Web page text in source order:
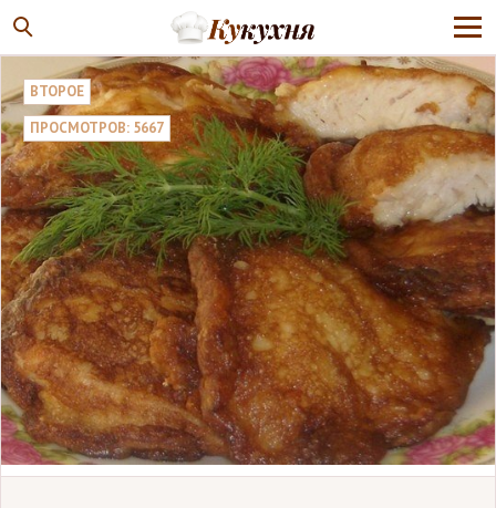
ВТОРОЕ
ПРОСМОТРОВ: 5667